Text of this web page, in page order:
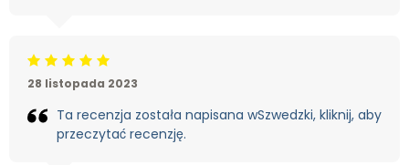
Beoordeling: 5/5
28 listopada 2023
Ta recenzja została napisana wSzwedzki, kliknij, aby
przeczytać recenzję.